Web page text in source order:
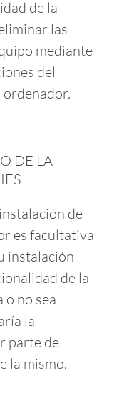
de la
las
mediante
del
ordenador.
DE LA
de
es facultativa
instalación
de la
o no sea
la
parte de
la mismo.